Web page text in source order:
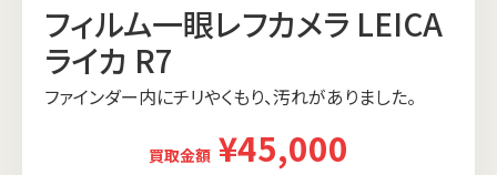
フィルム一眼レフカメラ LEICA
ライカ R7
ファインダー内にチリやくもり、汚れがありました。
買取金額 ¥45,000